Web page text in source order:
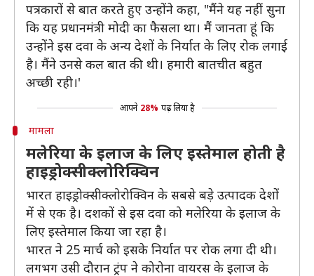
पत्रकारों से बात करते हुए उन्होंने कहा, "मैंने यह नहीं सुना
कि यह प्रधानमंत्री मोदी का फैसला था। मैं जानता हूं कि
उन्‍होंने इस दवा के अन्‍य देशों के निर्यात के लिए रोक लगाई
है। मैंने उनसे कल बात की थी। हमारी बातचीत बहुत
अच्‍छी रही।'
आपने 28% पढ़ लिया है
मामला
मलेरिया के इलाज के लिए इस्तेमाल होती है
हाइड्रोक्सीक्लोरिक्विन
भारत हाइड्रोक्सीक्लोरोक्विन के सबसे बड़े उत्पादक देशों
में से एक है। दशकों से इस दवा को मलेरिया के इलाज के
लिए इस्तेमाल किया जा रहा है।
भारत ने 25 मार्च को इसके निर्यात पर रोक लगा दी थी।
लगभग उसी दौरान ट्रंप ने कोरोना वायरस के इलाज के